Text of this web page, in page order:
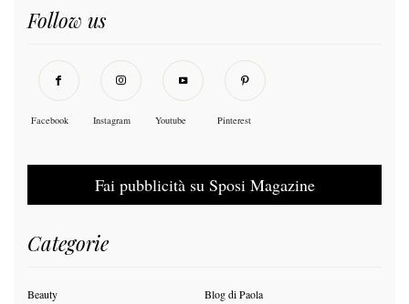
Follow us
Facebook Instagram Youtube Pinterest
Fai pubblicità su Sposi Magazine
Categorie
Beauty Blog di Paola